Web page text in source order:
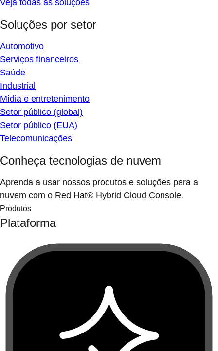
Veja todas as soluções
Soluções por setor
Automotivo
Serviços financeiros
Saúde
Industrial
Mídia e entretenimento
Setor público (global)
Setor público (EUA)
Telecomunicações
Conheça tecnologias de nuvem
Aprenda a usar nossos produtos e soluções para a
nuvem com o Red Hat® Hybrid Cloud Console.
Produtos
Plataforma